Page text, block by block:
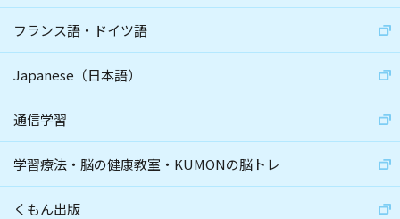
フランス語・ドイツ語
Japanese（日本語）
通信学習
学習療法・脳の健康教室・KUMONの脳トレ
くもん出版